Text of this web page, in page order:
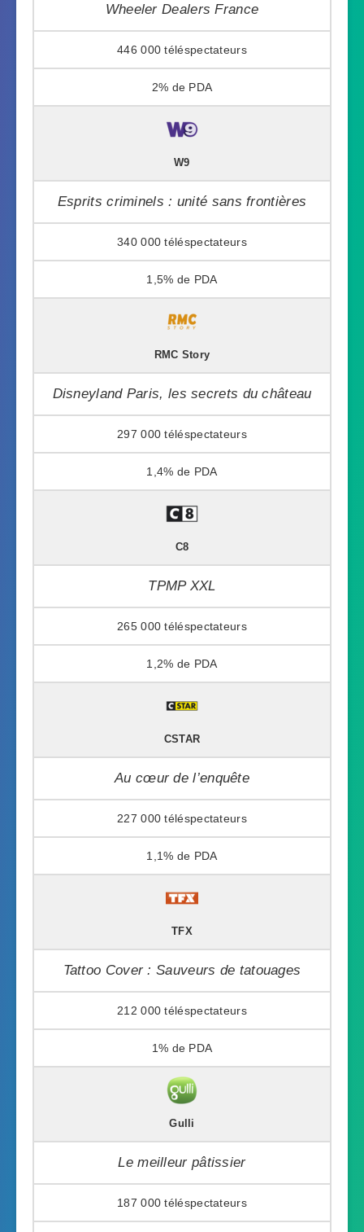
Wheeler Dealers France
446 000
2%
W9
Esprits criminels : unité sans frontières
340 000
1,5%
RMC Story
Disneyland Paris, les secrets du château
297 000
1,4%
C8
TPMP XXL
265 000
1,2%
CSTAR
Au cœur de l’enquête
227 000
1,1%
TFX
Tattoo Cover : Sauveurs de tatouages
212 000
1%
Gulli
Le meilleur pâtissier
187 000